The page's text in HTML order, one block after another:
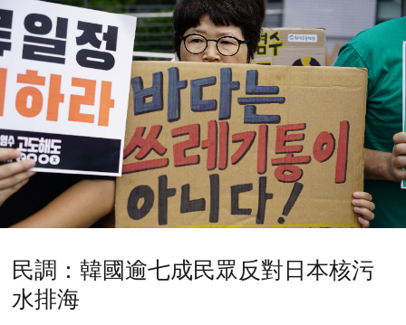
民調：韓國逾七成民眾反對日本核污
水排海